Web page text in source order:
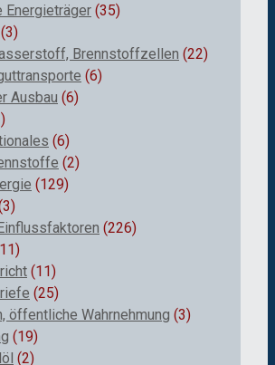
Energieträger (35)
(3)
Brennstoffzellen (22)
(6)
Ausbau (6)
(6)
(2)
(129)
(226)
(11)
(25)
öffentliche Wahrnehmung (3)
(19)
(2)